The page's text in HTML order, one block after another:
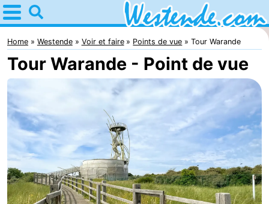
Home
Westende
Astuces
Avec
les
enfants
Passer
la
nuit
Appartements
-
Home Westende Voir et faire Points de vue Tour Warande
Tour Warande - Point de vue